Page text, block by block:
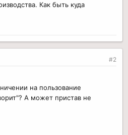
Как быть куда
#2
на пользование
А может пристав не